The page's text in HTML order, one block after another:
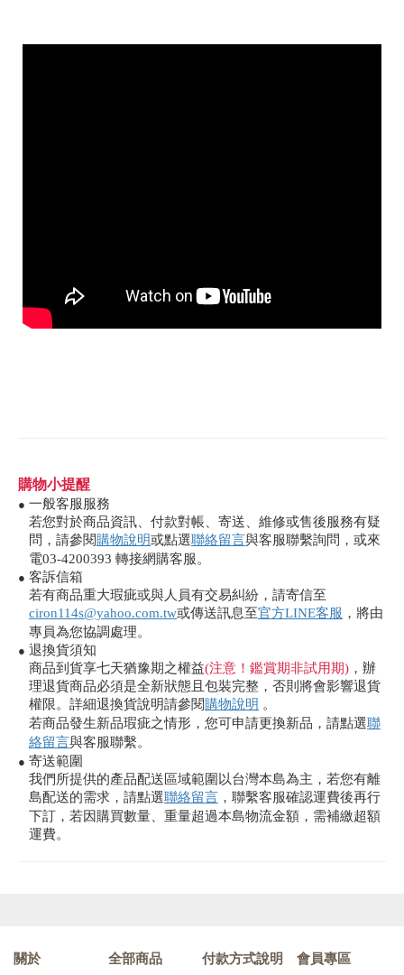
購物小提醒
● 一般客服服務
若您對於商品資訊、付款對帳、寄送、維修或售後服務有疑
問，請參閱購物說明或點選聯絡留言與客服聯繫詢問，或來
電03-4200393 轉接網購客服。
● 客訴信箱
若有商品重大瑕疵或與人員有交易糾紛，請寄信至
ciron114s@yahoo.com.tw或傳送訊息至官方LINE客服 ，將由
專員為您協調處理。
● 退換貨須知
商品到貨享七天猶豫期之權益(注意！鑑賞期非試用期) ，辦
理退貨商品必須是全新狀態且包裝完整，否則將會影響退貨
權限。詳細退換貨說明請參閱購物說明 。
若商品發生新品瑕疵之情形，您可申請更換新品，請點選聯
絡留言與客服聯繫。
● 寄送範圍
我們所提供的產品配送區域範圍以台灣本島為主，若您有離
島配送的需求，請點選聯絡留言 ，聯繫客服確認運費後再行
下訂，若因購買數量、重量超過本島物流金額，需補繳超額
運費。
關於
全部商品
付款方式說明
會員專區